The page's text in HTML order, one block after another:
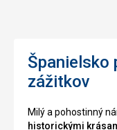
Každoročne
mestské
oslavy.
krajinu,
zriaďuje
grilovanie
Španielsko
zážitkov
Milý a pohostinný
historickými